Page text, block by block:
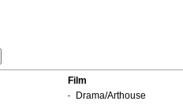
Film
Drama/Arthouse